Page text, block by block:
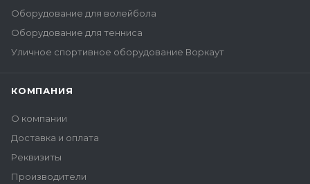
Оборудование для волейбола
Оборудование для тенниса
Уличное спортивное оборудование Воркаут
КОМПАНИЯ
О компании
Доставка и оплата
Реквизиты
Производители